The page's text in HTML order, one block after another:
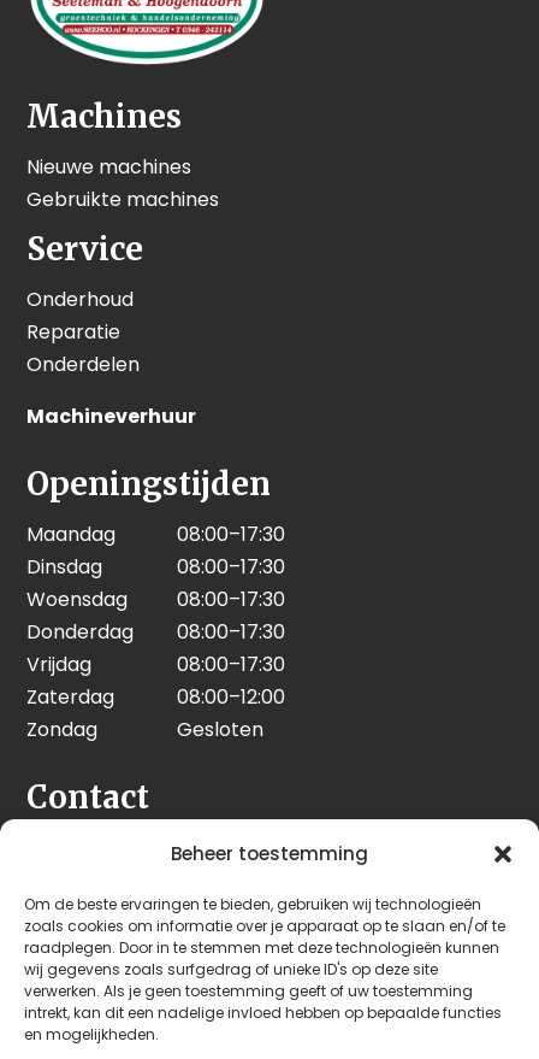
Beheer toestemming
Om de beste ervaringen te bieden, gebruiken wij technologieën
zoals cookies om informatie over je apparaat op te slaan en/of te
raadplegen. Door in te stemmen met deze technologieën kunnen
wij gegevens zoals surfgedrag of unieke ID's op deze site
verwerken. Als je geen toestemming geeft of uw toestemming
intrekt, kan dit een nadelige invloed hebben op bepaalde functies
en mogelijkheden.
Machines
Nieuwe machines
Gebruikte machines
Service
Onderhoud
Reparatie
Onderdelen
Machineverhuur
Openingstijden
Maandag
08:00–17:30
Dinsdag
08:00–17:30
Woensdag
08:00–17:30
Donderdag
08:00–17:30
Vrijdag
08:00–17:30
Zaterdag
08:00–12:00
Zondag
Gesloten
Contact
Seeleman & Hoogendoorn
3628 GD Kockengen
Nederland
+31 (0)346 242 114
info@seehoo.nl